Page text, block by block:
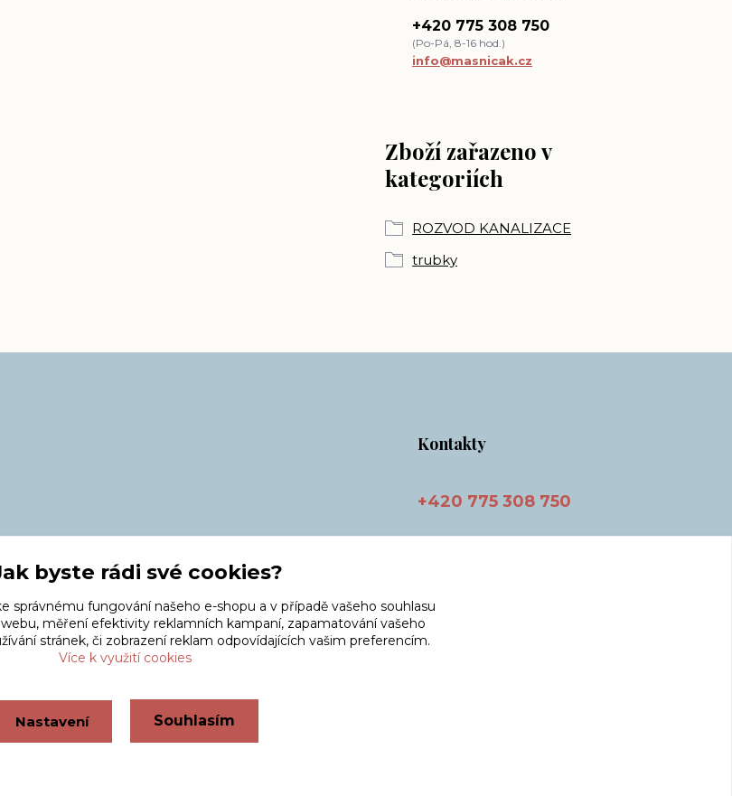
Zboží zařazeno v
kategoriích
ROZVOD KANALIZACE
trubky
+420 775 308 750
(Po-Pá, 8-16 hod.)
info@masnicak.cz
Kontakty
+420 775 308 750
Vytvořeno na Eshop-rychle.cz
byste rádi své cookies?
správnému fungování našeho e-shopu a v případě vašeho souhlasu
měření efektivity reklamních kampaní, zapamatování vašeho
stránek, či zobrazení reklam odpovídajících vašim preferencím.
Více k využití cookies
Nastavení Souhlasím